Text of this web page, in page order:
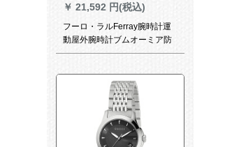
￥ 21,592 円(税込)
フーロ・ラルFerray腕時計運
動屋外腕時計ブムオーミア防
水クリーミー計0800300